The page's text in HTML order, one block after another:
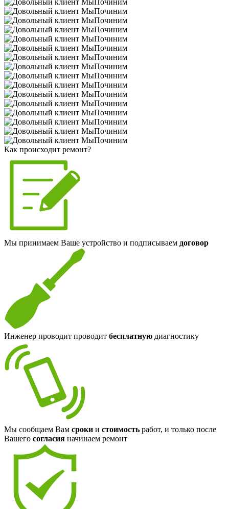
Как происходит ремонт?
Мы принимаем Ваше устройство и подписываем договор
Инженер проводит проводит бесплатную диагностику
Мы сообщаем Вам сроки и стоимость работ, и только после
Вашего согласия начинаем ремонт